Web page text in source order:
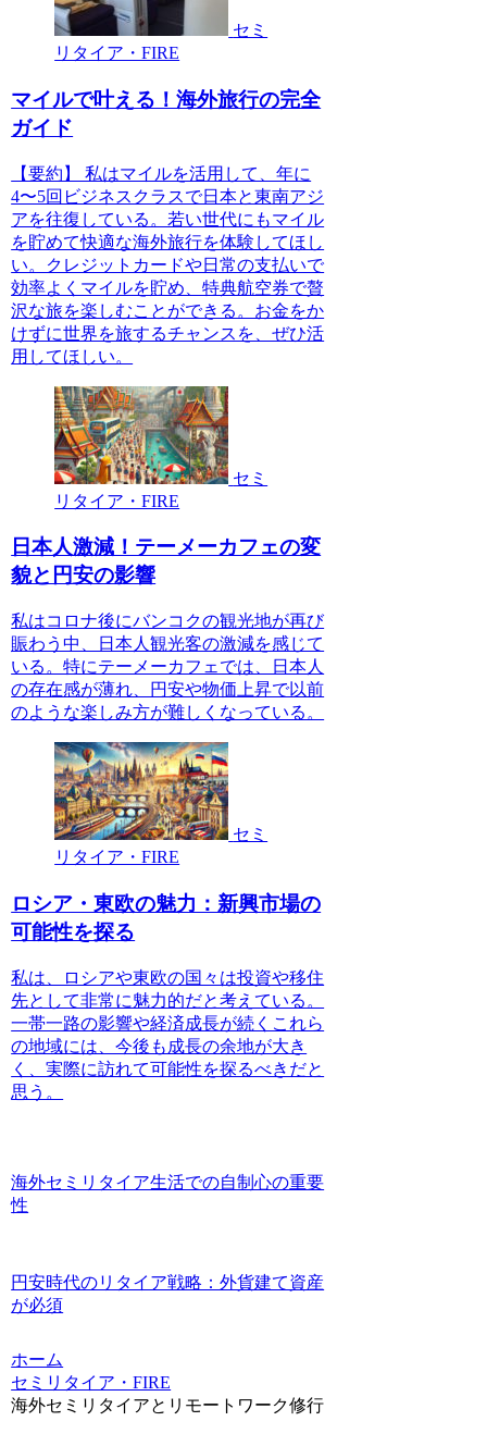
セミ
リタイア・FIRE
マイルで叶える！海外旅行の完全
ガイド
【要約】 私はマイルを活用して、年に
4〜5回ビジネスクラスで日本と東南アジ
アを往復している。若い世代にもマイル
を貯めて快適な海外旅行を体験してほし
い。クレジットカードや日常の支払いで
効率よくマイルを貯め、特典航空券で贅
沢な旅を楽しむことができる。お金をか
けずに世界を旅するチャンスを、ぜひ活
用してほしい。
セミ
リタイア・FIRE
日本人激減！テーメーカフェの変
貌と円安の影響
私はコロナ後にバンコクの観光地が再び
賑わう中、日本人観光客の激減を感じて
いる。特にテーメーカフェでは、日本人
の存在感が薄れ、円安や物価上昇で以前
のような楽しみ方が難しくなっている。
セミ
リタイア・FIRE
ロシア・東欧の魅力：新興市場の
可能性を探る
私は、ロシアや東欧の国々は投資や移住
先として非常に魅力的だと考えている。
一帯一路の影響や経済成長が続くこれら
の地域には、今後も成長の余地が大き
く、実際に訪れて可能性を探るべきだと
思う。
海外セミリタイア生活での自制心の重要
性
円安時代のリタイア戦略：外貨建て資産
が必須
ホーム
セミリタイア・FIRE
海外セミリタイアとリモートワーク修行